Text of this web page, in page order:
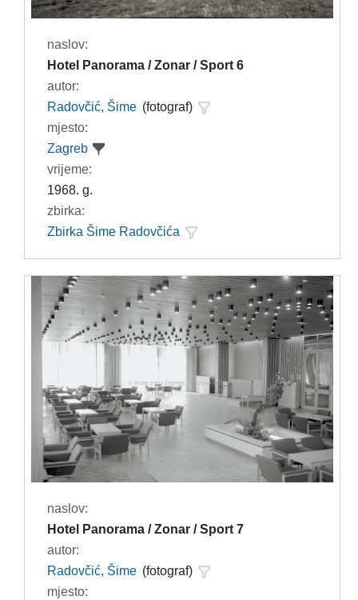
naslov:
Hotel Panorama / Zonar / Sport 6
autor:
Radovčić, Šime (fotograf)
mjesto:
Zagreb
vrijeme:
1968. g.
zbirka:
Zbirka Šime Radovčića
naslov:
Hotel Panorama / Zonar / Sport 7
autor:
Radovčić, Šime (fotograf)
mjesto: